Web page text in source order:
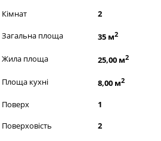
Кімнат
2
Загальна площа 35 м2
Жила площа 25,00 м2
Площа кухні 8,00 м2
Поверх
1
Поверховість
2